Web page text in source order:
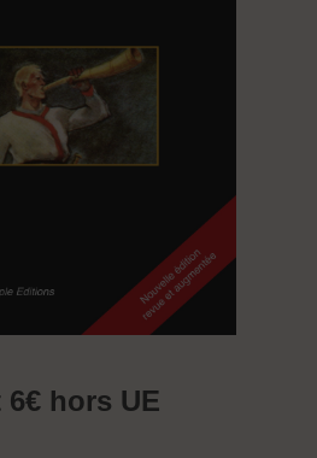
6€ hors UE